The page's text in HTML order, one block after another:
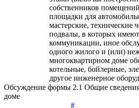
собственников
площадки для
мастерские, технические
подвалы, в которых
коммуникации, иное
одного жилого и (или)
многоквартирном доме
котельные, бойлерные,
другое инженерное
Обсуждение формы 2.1 Общие
доме
#